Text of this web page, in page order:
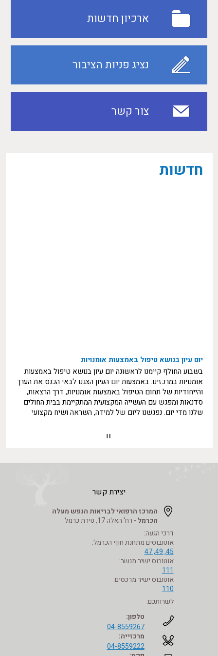
ארכיון חדשות
נציג פניות הציבור
צור קשר
חדשות
יום עיון בנושא טיפול באמצעות אומנויות
בשבוע החולף קיימנו לראשונה יום עיון בנושא טיפול באמצעות
אומנויות במרכזינו. באמצעות יום העיון הצגנו לבאי הכנס את הערך
והייחודיות של תחום הטיפול באמצעות אומנויות, דרך הרצאות,
סדנאות ומפגש עם העשייה המקצועית המתקיימת בבית החולים
שלנו מדי יום. נפגשנו ליום של למידה, השראה ושיח מקצועי
סביב מקומו הייחודי של הטיפול באמצעות אומנויות במפגש עם
להרצאות, סדנאות ודוגמאות מהעשייה הקלינית, שהדגישו כיצד
את ההיכרות עם תחום הטיפול באמצעות אומנויות ואת תרומתו
המשתתפים שלקחו חלק בכנס, ולצוותים המקצועיים שהנחו,
לימדו ושיתפו מהעשייה שלהם ונתנו אפשרות להיכרות מעמיקה
עם תחום הטיפול באמצעות אומנויות. תודה לצוותי הארגון
והתפעול ולכל מי שלקח חלק והפך את היום הזה למשמעותי
חגיגות טו בשבט
ט״ו בשבט מיוחדת ומקושטת מאוד. המטופלים סייעו בהכנות
הרבות וביחד עם הצוות יצרו שולחן צבעוני ומדהים עם שלל פירות
וירקות כמיטב המסורת. המטופלים והצוות היו גאים ונרגשים
מהיצירה הטעימה. ט״ו בשבט מבורך בתפילה לשובם לשלום של
החיילים והחזרת החטופים. לינק לכתבה בפייסבוק :
יצירת קשר
המרכז הרפואי לבריאות הנפש מעלה
הכרמל - רח' האלה 17, טירת כרמל
דרכי הגעה:
אוטובוסים מתחנת חוף הכרמל:
45, 49, 47
אוטובוס ישיר מנשר:
111
אוטובוס ישיר מרכסים:
110
לשרותכם:
טלפון:
04-8559267
מרכזייה:
04-8559222